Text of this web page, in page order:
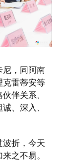
尼，同阿南
克雷蒂安等
伴关系、
、深入、
波折，今天
之不易。